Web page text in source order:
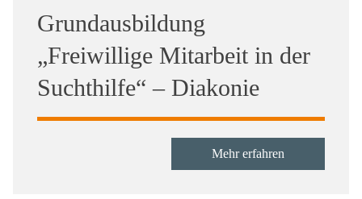
Grundausbildung
„Freiwillige Mitarbeit in der
Suchthilfe“ – Diakonie
Mehr erfahren